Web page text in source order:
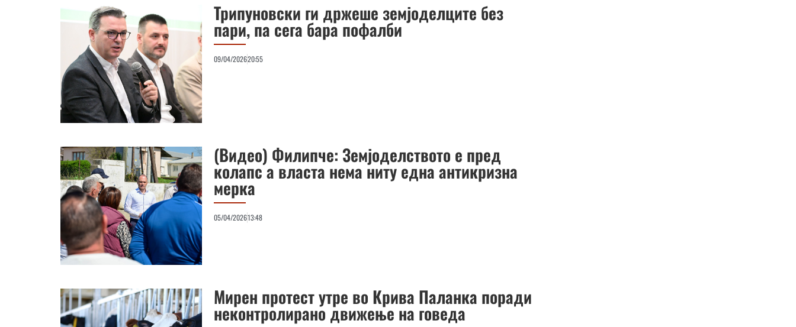
Трипуновски ги држеше земјоделците без
пари, па сега бара пофалби
09/04/202620:55
(Видео) Филипче: Земјоделството е пред
колапс а власта нема ниту една антикризна
мерка
05/04/202613:48
Мирен протест утре во Крива Паланка поради
неконтролирано движење на говеда